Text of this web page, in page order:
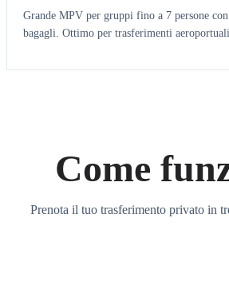
Grande MPV per gruppi fino a 7 persone
bagagli. Ottimo per trasferimenti aeroportuali.
Come
Prenota il tuo trasferimento privato in